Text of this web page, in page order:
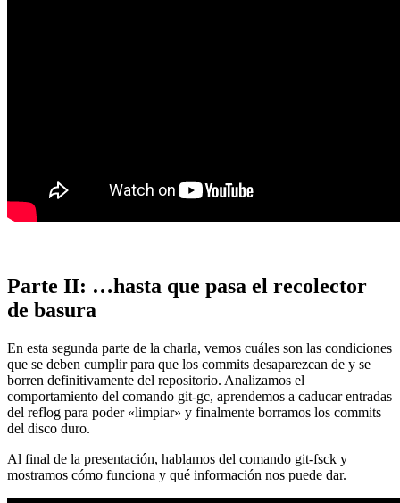
Parte II: …hasta que pasa el recolector
de basura
En esta segunda parte de la charla, vemos cuáles son las condiciones
que se deben cumplir para que los commits desaparezcan de y se
borren definitivamente del repositorio. Analizamos el
comportamiento del comando git-gc, aprendemos a caducar entradas
del reflog para poder «limpiar» y finalmente borramos los commits
del disco duro.
Al final de la presentación, hablamos del comando git-fsck y
mostramos cómo funciona y qué información nos puede dar.